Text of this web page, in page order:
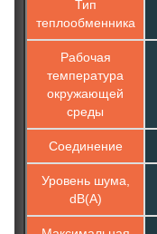
Тип
теплообменника
Рабочая
температура
окружающей
среды
Соединение
Уровень шума,
dB(A)